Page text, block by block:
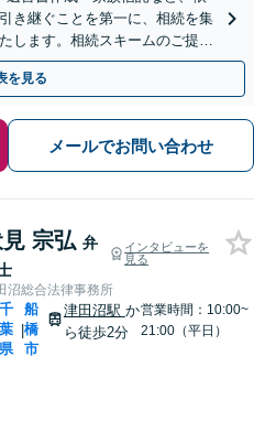
き継ぐことを第一に、相続を集
します。相続スキームのご提案
せていただきます。
を見る
メールでお問い合わせ
宗弘 弁
インタビューを
見る
沼総合法律事務所
千
葉
県
|
船
橋
市
津田沼駅 か
ら徒歩2分
営業時間：10:00~
21:00（平日）